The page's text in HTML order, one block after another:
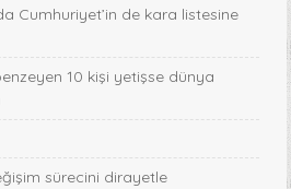
Cumhuriyet’in de kara listesine
10 kişi yetişse dünya
sürecini dirayetle